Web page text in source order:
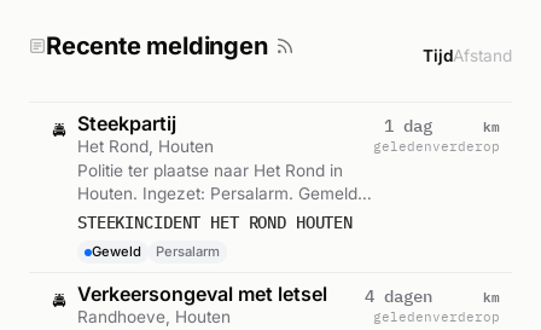
Recente meldingen TijdAfstand
🚔 Steekpartij
Het Rond, Houten
Politie ter plaatse naar Het Rond in
Houten. Ingezet: Persalarm. Gemeld
om 03:54.
STEEKINCIDENT HET ROND HOUTEN
Geweld Persalarm
1 dag
geleden
km
verderop
🚔 Verkeersongeval met letsel
Randhoeve, Houten
4 dagen
geleden
km
verderop